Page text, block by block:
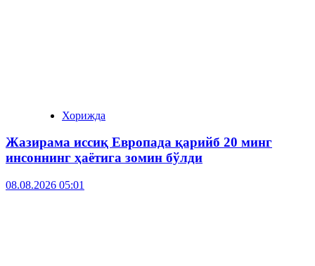
Хорижда
Жазирама иссиқ Европада қарийб 20 минг
инсоннинг ҳаётига зомин бўлди
08.08.2026 05:01